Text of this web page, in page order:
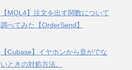
【MQL4】注文を出す関数について
調べてみた【OrderSend】
【Cubase】イヤホンから音がでな
いときの対処方法。